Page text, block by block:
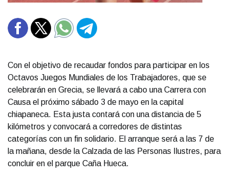
Con el objetivo de recaudar fondos para participar en los
Octavos Juegos Mundiales de los Trabajadores, que se
celebrarán en Grecia, se llevará a cabo una Carrera con
Causa el próximo sábado 3 de mayo en la capital
chiapaneca. Esta justa contará con una distancia de 5
kilómetros y convocará a corredores de distintas
categorías con un fin solidario. El arranque será a las 7 de
la mañana, desde la Calzada de las Personas Ilustres, para
concluir en el parque Caña Hueca.